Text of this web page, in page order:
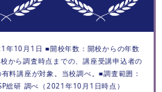
10月1日 ■開校年数：開校からの年数
から調査時点までの、講座受講申込者の
料講座が対象。当校調べ。■調査範囲：
総研 調べ（2021年10月1日時点）